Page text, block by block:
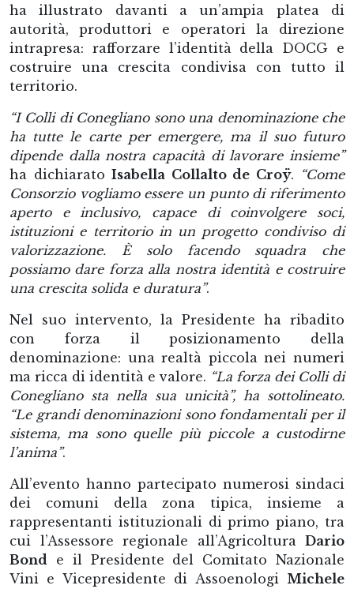
ha illustrato davanti a un’ampia platea di
autorità, produttori e operatori la direzione
intrapresa: rafforzare l’identità della DOCG e
costruire una crescita condivisa con tutto il
territorio.
“I Colli di Conegliano sono una denominazione che
ha tutte le carte per emergere, ma il suo futuro
dipende dalla nostra capacità di lavorare insieme”
ha dichiarato Isabella Collalto de Croÿ. “Come
Consorzio vogliamo essere un punto di riferimento
aperto e inclusivo, capace di coinvolgere soci,
istituzioni e territorio in un progetto condiviso di
valorizzazione. È solo facendo squadra che
possiamo dare forza alla nostra identità e costruire
una crescita solida e duratura”.
Nel suo intervento, la Presidente ha ribadito
con forza il posizionamento della
denominazione: una realtà piccola nei numeri
ma ricca di identità e valore. “La forza dei Colli di
Conegliano sta nella sua unicità”, ha sottolineato.
“Le grandi denominazioni sono fondamentali per il
sistema, ma sono quelle più piccole a custodirne
l’anima”.
All’evento hanno partecipato numerosi sindaci
dei comuni della zona tipica, insieme a
rappresentanti istituzionali di primo piano, tra
cui l’Assessore regionale all’Agricoltura Dario
Bond e il Presidente del Comitato Nazionale
Vini e Vicepresidente di Assoenologi Michele